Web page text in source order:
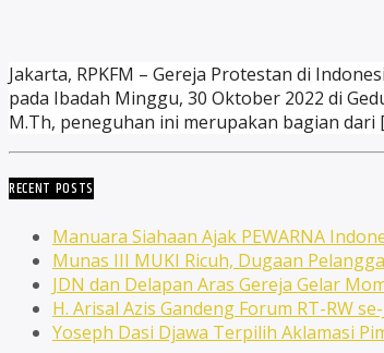
Jakarta, RPKFM – Gereja Protestan di
pada Ibadah Minggu, 30 Oktober 2022 di
M.Th, peneguhan ini merupakan bagian dari
RECENT POSTS
Manuara Siahaan Ajak PEWARNA
Munas III MUKI Ricuh, Dugaan
JDN dan Delapan Aras Gereja Gelar
H. Arisal Azis Gandeng Forum RT-RW
Yoseph Dasi Djawa Terpilih Aklamasi